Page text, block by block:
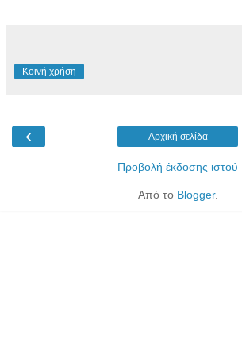
Κοινή χρήση
‹ Αρχική σελίδα
Προβολή έκδοσης ιστού
Από το Blogger.